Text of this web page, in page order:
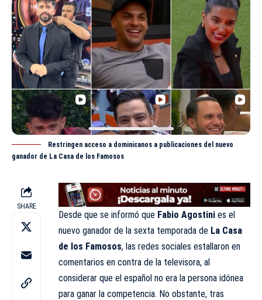
Restringen acceso a dominicanos a publicaciones del nuevo
ganador de La Casa de los Famosos
SHARE
Desde que se informó que Fabio Agostini es el
nuevo ganador de la sexta temporada de La Casa
de los Famosos, las redes sociales estallaron en
comentarios en contra de la televisora, al
considerar que el español no era la persona idónea
para ganar la competencia. No obstante, tras